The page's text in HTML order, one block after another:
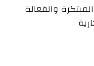
والفعالة